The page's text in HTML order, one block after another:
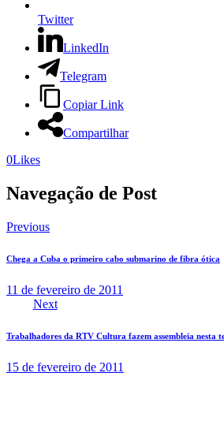
Twitter
LinkedIn
Telegram
Copiar Link
Compartilhar
0Likes
Navegação de Post
Previous
Chega a Cuba o primeiro cabo submarino de fibra ótica
11 de fevereiro de 2011
Next
Trabalhadores da RTV Cultura fazem assembleia nesta
15 de fevereiro de 2011